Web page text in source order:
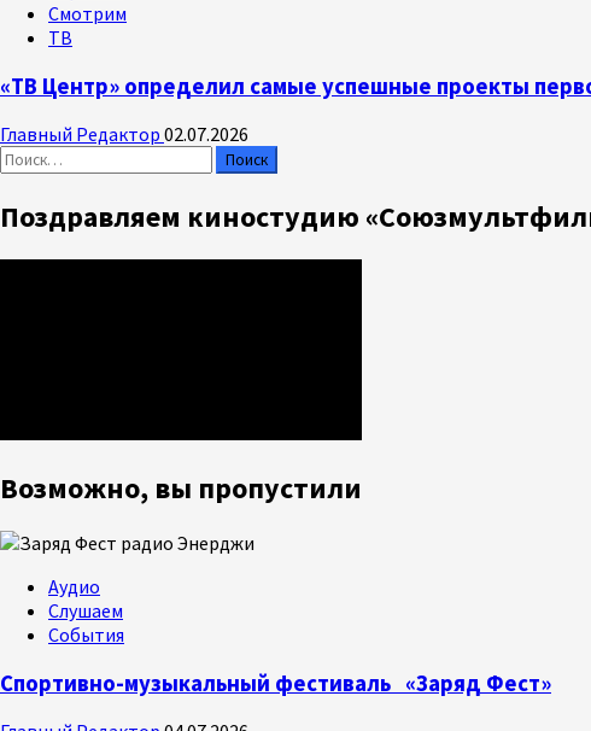
Смотрим
ТВ
«ТВ Центр» определил самые успешные проекты
Главный Редактор 02.07.2026
Найти:
Поздравляем киностудию
Возможно, вы пропустили
Аудио
Слушаем
События
Спортивно-музыкальный фестиваль «Заряд Фест»